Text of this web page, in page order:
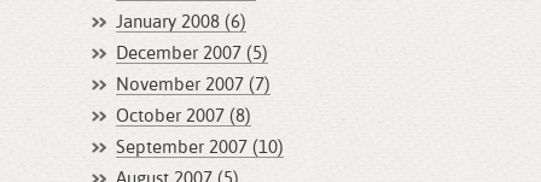
January 2008 (6)
December 2007 (5)
November 2007 (7)
October 2007 (8)
September 2007 (10)